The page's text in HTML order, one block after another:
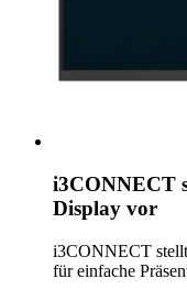
i3CONNECT
Display vor
i3CONNECT
für einfache